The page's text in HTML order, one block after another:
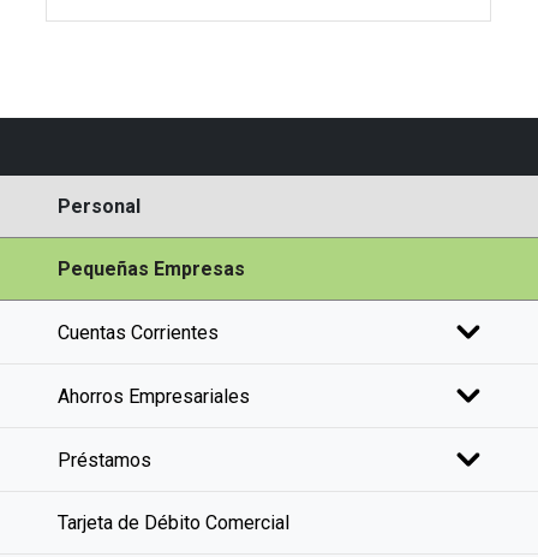
Personal
Pequeñas Empresas
Cuentas Corrientes
Ahorros Empresariales
Préstamos
Tarjeta de Débito Comercial